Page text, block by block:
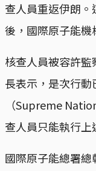
查人員重返伊朗
後，國際原子能機
核查人員被容許
長表示，是次行
（Supreme
查人員只能執行上
國際原子能總署總